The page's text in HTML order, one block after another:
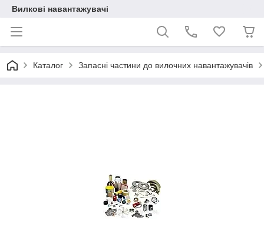
Вилкові навантажувачі
Каталог Запасні частини до вилочних навантажувачів